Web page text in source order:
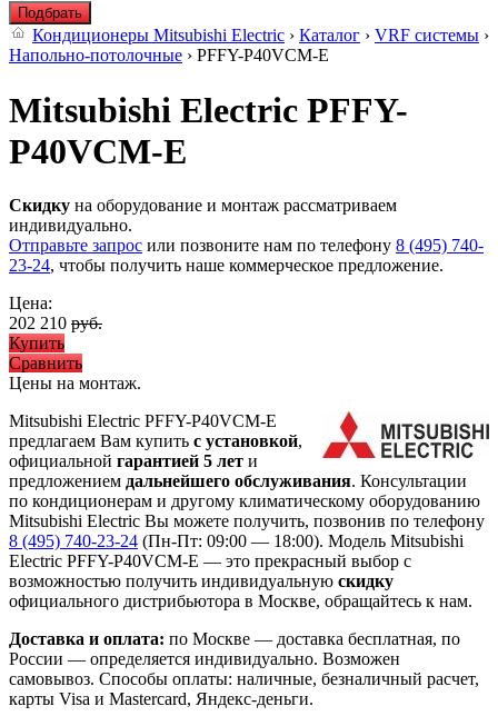
Подбрать
Кондиционеры Mitsubishi Electric › Каталог › VRF системы ›
Напольно-потолочные › PFFY-P40VCM-E
Mitsubishi Electric PFFY-
P40VCM-E
Скидку на оборудование и монтаж рассматриваем
индивидуально.
Отправьте запрос или позвоните нам по телефону 8 (495) 740-
23-24, чтобы получить наше коммерческое предложение.
Цена:
202 210 руб.
Купить
Сравнить
Цены на монтаж.
Mitsubishi Electric PFFY-P40VCM-E
предлагаем Вам купить с установкой,
официальной гарантией 5 лет и
предложением дальнейшего обслуживания. Консультации
по кондиционерам и другому климатическому оборудованию
Mitsubishi Electric Вы можете получить, позвонив по телефону
8 (495) 740-23-24 (Пн-Пт: 09:00 — 18:00). Модель Mitsubishi
Electric PFFY-P40VCM-E — это прекрасный выбор с
возможностью получить индивидуальную скидку
официального дистрибьютора в Москве, обращайтесь к нам.
Доставка и оплата: по Москве — доставка бесплатная, по
России — определяется индивидуально. Возможен
самовывоз. Способы оплаты: наличные, безналичный расчет,
карты Visa и Mastercard, Яндекс-деньги.